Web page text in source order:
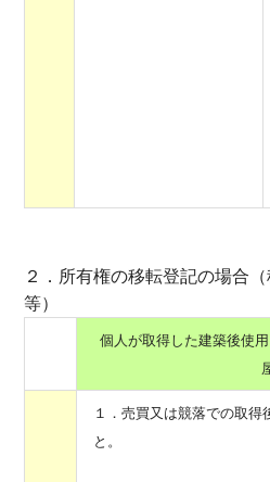
２．所有権の移転登記の場合
等）
個人が取得した建築後使
１．売買又は競落での取得
と。